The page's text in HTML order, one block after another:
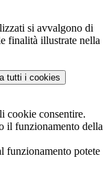
si avvalgono di
finalità illustrate nella
tutti i cookies
cookie consentire.
il funzionamento della
funzionamento potete